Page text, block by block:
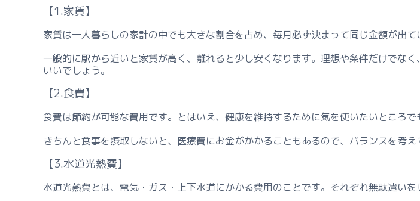
【1.家賃】
家賃は一人暮らしの家計の中でも大きな割合を占め、毎月必ず決まって同じ金額が出て
一般的に駅から近いと家賃が高く、離れると少し安くなります。理想や条件だけでな
いいでしょう。
【2.食費】
食費は節約が可能な費用です。とはいえ、健康を維持するために気を使いたいところ
きちんと食事を摂取しないと、医療費にお金がかかることもあるので、バランスを考え
【3.水道光熱費】
水道光熱費とは、電気・ガス・上下水道にかかる費用のことです。それぞれ無駄遣いを